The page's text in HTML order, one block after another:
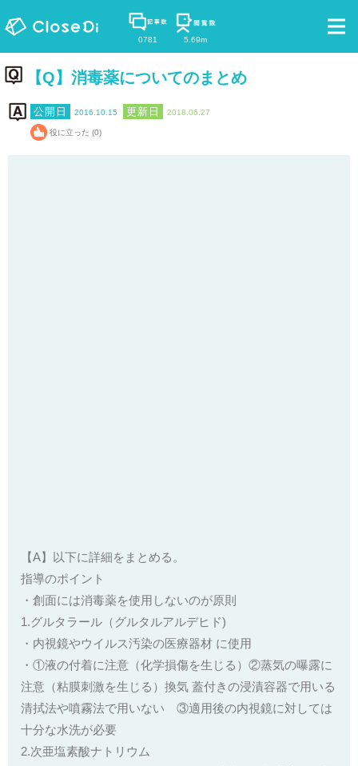
0781 5.69m
【Q】消毒薬についてのまとめ
2016.10.15 2018.06.27
役に立った (0)
【A】以下に詳細をまとめる。
指導のポイント
・創面には消毒薬を使用しないのが原則
1.グルタラール（グルタルアルデヒド)
・内視鏡やウイルス汚染の医療器材 に使用
・①液の付着に注意（化学損傷を生じる）②蒸気の曝露に
注意（粘膜刺激を生じる）換気 蓋付きの浸漬容器で用いる
清拭法や噴霧法で用いない ③適用後の内視鏡に対しては
十分な水洗が必要
2.次亜塩素酸ナトリウム